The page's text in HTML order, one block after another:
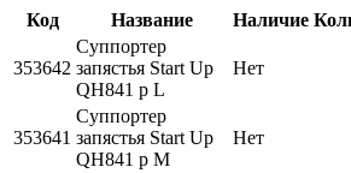
Код Название Наличие
353642
Суппортер
запястья Start Up
QH841 р L
Нет
353641
Суппортер
запястья Start Up
QH841 р M
Нет